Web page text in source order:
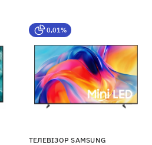
0,01%
ТЕЛЕВІЗОР SAMSUNG